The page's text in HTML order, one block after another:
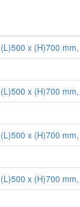
x (H)700
x (H)700
x (H)700
x (H)700